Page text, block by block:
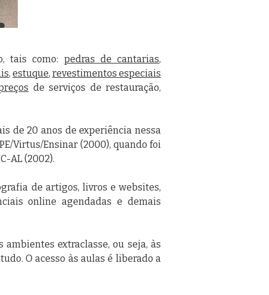
tais como: pedras de cantarias,
, estuque, revestimentos especiais
de serviços de restauração,
de 20 anos de experiência nessa
Virtus/Ensinar (2000), quando foi
AL (2002).
de artigos, livros e websites,
online agendadas e demais
extraclasse, ou seja, às
O acesso às aulas é liberado a